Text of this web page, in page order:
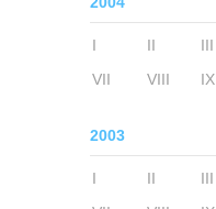
I II III
VII
VIII IX
2003
I II III